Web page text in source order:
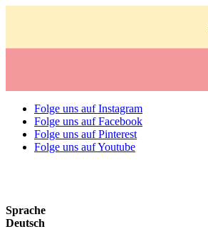
Folge uns auf Instagram
Folge uns auf Facebook
Folge uns auf Pinterest
Folge uns auf Youtube
Sprache
Deutsch